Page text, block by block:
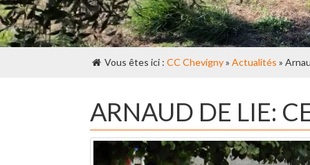
Vous êtes ici : CC Chevigny» Actualités »
ARNAUD DE LIE: